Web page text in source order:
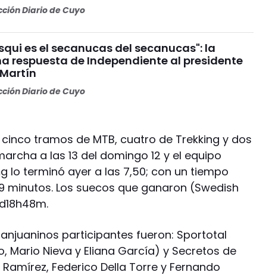
Diario de Cuyo
es el secanucas del secanucas": la
respuesta de Independiente al presidente
Diario de Cuyo
tramos de MTB, cuatro de Trekking y dos
a las 13 del domingo 12 y el equipo
lo terminó ayer a las 7,50; con un tiempo
minutos. Los suecos que ganaron (Swedish
participantes fueron: Sportotal
Mario Nieva y Eliana García) y Secretos de
Federico Della Torre y Fernando